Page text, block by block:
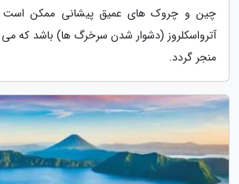
چین و چروک های عمیق پیشانی ممکن است
آترواسکلروز (دشوار شدن سرخرگ ها) باشد که می
منجر گردد.